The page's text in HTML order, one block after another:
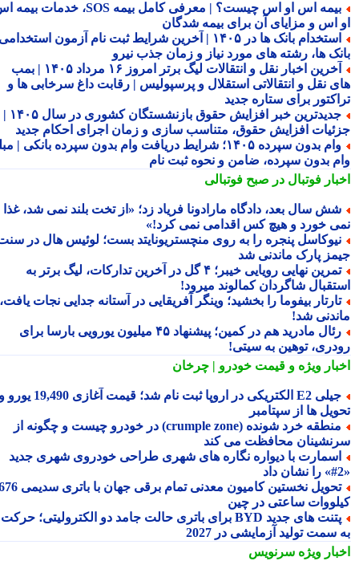
بیمه اس او اس چیست؟ | معرفی کامل بیمه SOS، خدمات بیمه اس
اس و مزایای آن برای بیمه شدگان
استخدام بانک ها در ۱۴۰۵ | آخرین شرایط ثبت نام آزمون استخدامی
ها، رشته های مورد نیاز و زمان جذب نیرو
آخرین اخبار نقل و انتقالات لیگ برتر امروز ۱۶ مرداد ۱۴۰۵ | بمب
نقل و انتقالاتی استقلال و پرسپولیس | رقابت داغ سرخابی ها و
برای ستاره جدید
جدیدترین خبر افزایش حقوق بازنشستگان کشوری در سال ۱۴۰۵ |
افزایش حقوق، متناسب سازی و زمان اجرای احکام جدید
وام بدون سپرده ۱۴۰۵؛ شرایط دریافت وام بدون سپرده بانکی | مبلغ
بدون سپرده، ضامن و نحوه ثبت نام
فوتبال در صبح فوتبالی
سال بعد، دادگاه مارادونا فریاد زد؛ «از تخت بلند نمی شد، غذا
خورد و هیچ کس اقدامی نمی کرد!»
پنجره را به روی منچستریونایتد بست؛ لوئیس هال در سنت
پارک ماندنی شد
تمرین نهایی رویایی خیبر؛ ۴ گل در آخرین تدارکات، لیگ برتر به
شاگردان کمالوند میرود!
بیفوما را بخشید؛ وینگر آفریقایی در آستانه جدایی نجات یافت،
شد!
رئال مادرید هم در کمین؛ پیشنهاد ۴۵ میلیون یورویی بارسا برای
توهین به سیتی!
ویژهو قیمت خودرو | چرخان
جیلی E2 الکتریکی در اروپا ثبت نام شد؛ قیمت آغازی 19,490 یورو و
ها از سپتامبر
منطقه خرد شونده (crumple zone) در خودرو چیست و چگونه از
محافظت می کند
با دیواره نگاره های شهری طراحی خودروی شهری جدید
تحویل نخستین کامیون معدنی تمام برقی جهان با باتری سدیمی 676
ساعتی در چین
پتنت های جدید BYD برای باتری حالت جامد دو الکترولیتی؛ حرکت
سمت تولید آزمایشی در 2027
ویژهسرنویس